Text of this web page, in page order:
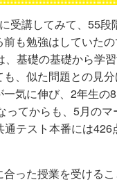
受講してみて、55段
も勉強はしていた
基礎の基礎から学
、似た問題との見
気に伸び、2年生の
ってからも、5月のマ
テスト本番には426
った授業を受ける